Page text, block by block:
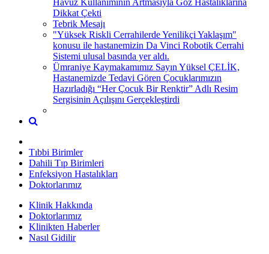
Dikkat Çekti
Tebrik Mesajı
"Yüksek Riskli Cerrahilerde Yenilikçi Yaklaşım"
konusu ile hastanemizin Da Vinci Robotik Cerrahi
Sistemi ulusal basında yer aldı.
Ümraniye Kaymakamımız Sayın Yüksel ÇELİK,
Hastanemizde Tedavi Gören Çocuklarımızın
Hazırladığı “Her Çocuk Bir Renktir” Adlı Resim
Sergisinin Açılışını Gerçekleştirdi
Tıbbi Birimler
Dahili Tıp Birimleri
Enfeksiyon Hastalıkları
Doktorlarımız
Klinik Hakkında
Doktorlarımız
Klinikten Haberler
Nasıl Gidilir